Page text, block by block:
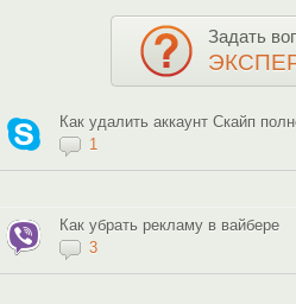
Задать
Как удалить аккаунт Скайп
1
Как убрать рекламу в вайбере
3